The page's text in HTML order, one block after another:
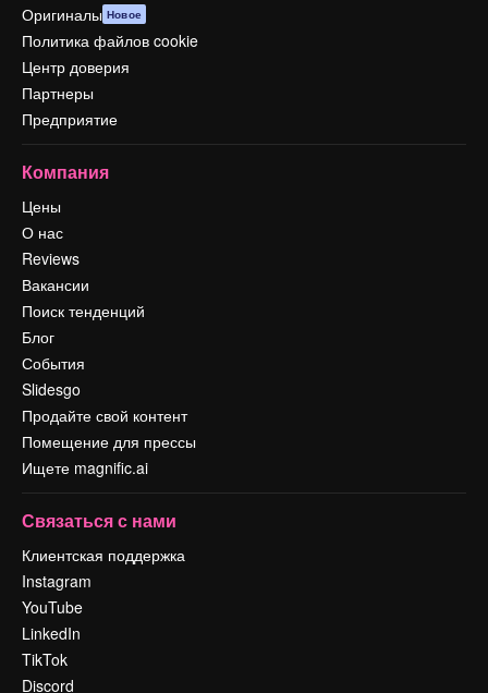
Оригиналы Новое
Политика файлов cookie
Центр доверия
Партнеры
Предприятие
Компания
Цены
О нас
Reviews
Вакансии
Поиск тенденций
Блог
События
Slidesgo
Продайте свой контент
Помещение для прессы
Ищете magnific.ai
Связаться с нами
Клиентская поддержка
Instagram
YouTube
LinkedIn
TikTok
Discord